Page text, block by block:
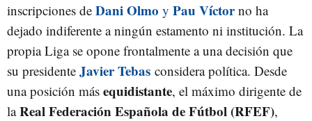
inscripciones de Dani Olmo y Pau Víctorno ha
dejado indiferente a ningún estamento ni institución. La
propia Liga se opone frontalmente a una decisión que
su presidente Javier Tebas considera política. Desde
una posición más equidistante, el máximo dirigente de
laReal Federación Española de Fútbol (RFEF),